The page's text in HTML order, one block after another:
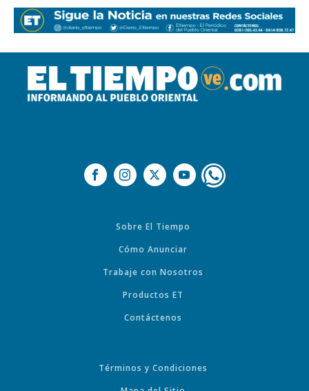
Sobre El Tiempo
Cómo Anunciar
Trabaje con Nosotros
Productos ET
Contáctenos
Términos y Condiciones